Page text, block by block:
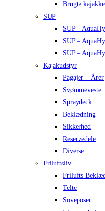
Brugte
SUP
SUP –
SUP –
SUP –
Kajakudstyr
Pagajer – Årer
Svømmeveste
Spraydeck
Beklædning
Sikkerhed
Reservedele
Diverse
Friluftsliv
Frilufts
Telte
Soveposer